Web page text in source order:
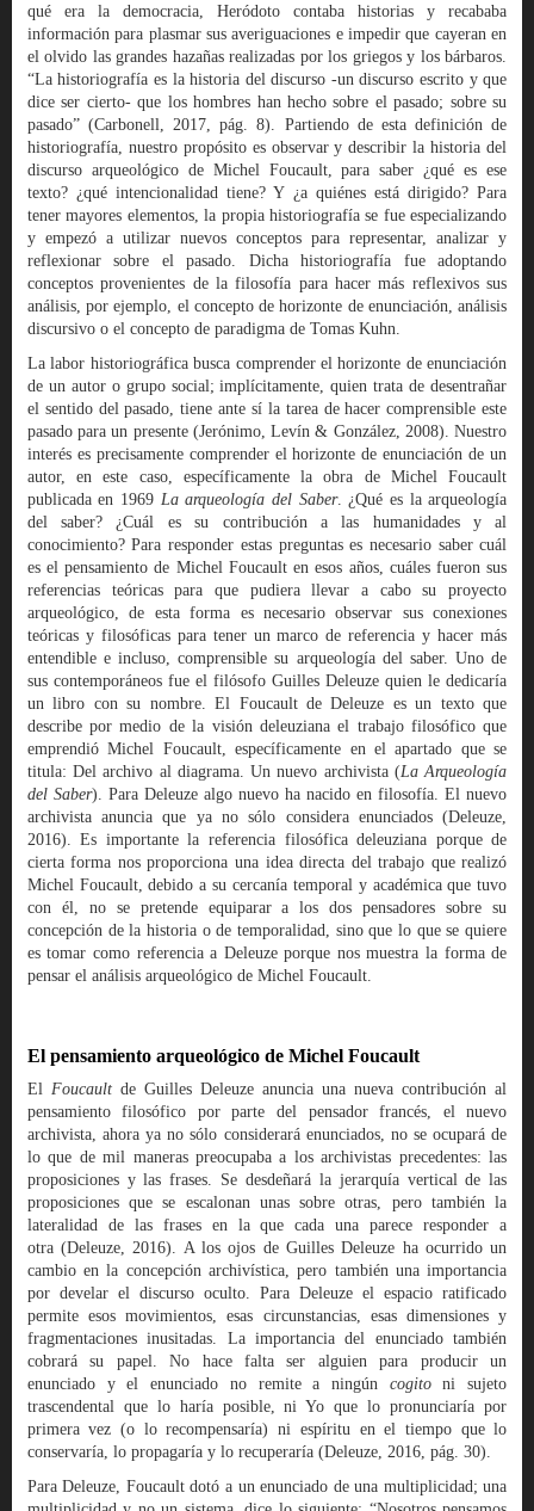
qué era la democracia, Heródoto contaba historias y recababa
información para plasmar sus averiguaciones e impedir que cayeran en
el olvido las grandes hazañas realizadas por los griegos y los bárbaros.
“La historiografía es la historia del discurso -un discurso escrito y que
dice ser cierto- que los hombres han hecho sobre el pasado; sobre su
pasado” (Carbonell, 2017, pág. 8). Partiendo de esta definición de
historiografía, nuestro propósito es observar y describir la historia del
discurso arqueológico de Michel Foucault, para saber ¿qué es ese
texto? ¿qué intencionalidad tiene? Y ¿a quiénes está dirigido? Para
tener mayores elementos, la propia historiografía se fue especializando
y empezó a utilizar nuevos conceptos para representar, analizar y
reflexionar sobre el pasado. Dicha historiografía fue adoptando
conceptos provenientes de la filosofía para hacer más reflexivos sus
análisis, por ejemplo, el concepto de horizonte de enunciación, análisis
discursivo o el concepto de paradigma de Tomas Kuhn.
La labor historiográfica busca comprender el horizonte de enunciación
de un autor o grupo social; implícitamente, quien trata de desentrañar
el sentido del pasado, tiene ante sí la tarea de hacer comprensible este
pasado para un presente (Jerónimo, Levín & González, 2008). Nuestro
interés es precisamente comprender el horizonte de enunciación de un
autor, en este caso, específicamente la obra de Michel Foucault
publicada en 1969 La arqueología del Saber. ¿Qué es la arqueología
del saber? ¿Cuál es su contribución a las humanidades y al
conocimiento? Para responder estas preguntas es necesario saber cuál
es el pensamiento de Michel Foucault en esos años, cuáles fueron sus
referencias teóricas para que pudiera llevar a cabo su proyecto
arqueológico, de esta forma es necesario observar sus conexiones
teóricas y filosóficas para tener un marco de referencia y hacer más
entendible e incluso, comprensible su arqueología del saber. Uno de
sus contemporáneos fue el filósofo Guilles Deleuze quien le dedicaría
un libro con su nombre. El Foucault de Deleuze es un texto que
describe por medio de la visión deleuziana el trabajo filosófico que
emprendió Michel Foucault, específicamente en el apartado que se
titula: Del archivo al diagrama. Un nuevo archivista (La Arqueología
del Saber). Para Deleuze algo nuevo ha nacido en filosofía. El nuevo
archivista anuncia que ya no sólo considera enunciados (Deleuze,
2016). Es importante la referencia filosófica deleuziana porque de
cierta forma nos proporciona una idea directa del trabajo que realizó
Michel Foucault, debido a su cercanía temporal y académica que tuvo
con él, no se pretende equiparar a los dos pensadores sobre su
concepción de la historia o de temporalidad, sino que lo que se quiere
es tomar como referencia a Deleuze porque nos muestra la forma de
pensar el análisis arqueológico de Michel Foucault.
El pensamiento arqueológico de Michel Foucault
El Foucaultde Guilles Deleuze anuncia una nueva contribución al
pensamiento filosófico por parte del pensador francés, el nuevo
archivista, ahora ya no sólo considerará enunciados, no se ocupará de
lo que de mil maneras preocupaba a los archivistas precedentes: las
proposiciones y las frases. Se desdeñará la jerarquía vertical de las
proposiciones que se escalonan unas sobre otras, pero también la
lateralidad de las frases en la que cada una parece responder a
otra (Deleuze, 2016). A los ojos de Guilles Deleuze ha ocurrido un
cambio en la concepción archivística, pero también una importancia
por develar el discurso oculto. Para Deleuze el espacio ratificado
permite esos movimientos, esas circunstancias, esas dimensiones y
fragmentaciones inusitadas. La importancia del enunciado también
cobrará su papel. No hace falta ser alguien para producir un
enunciado y el enunciado no remite a ningún cogitoni sujeto
trascendental que lo haría posible, ni Yo que lo pronunciaría por
primera vez (o lo recompensaría) ni espíritu en el tiempo que lo
conservaría, lo propagaría y lo recuperaría (Deleuze, 2016, pág. 30).
Para Deleuze, Foucault dotó a un enunciado de una multiplicidad; una